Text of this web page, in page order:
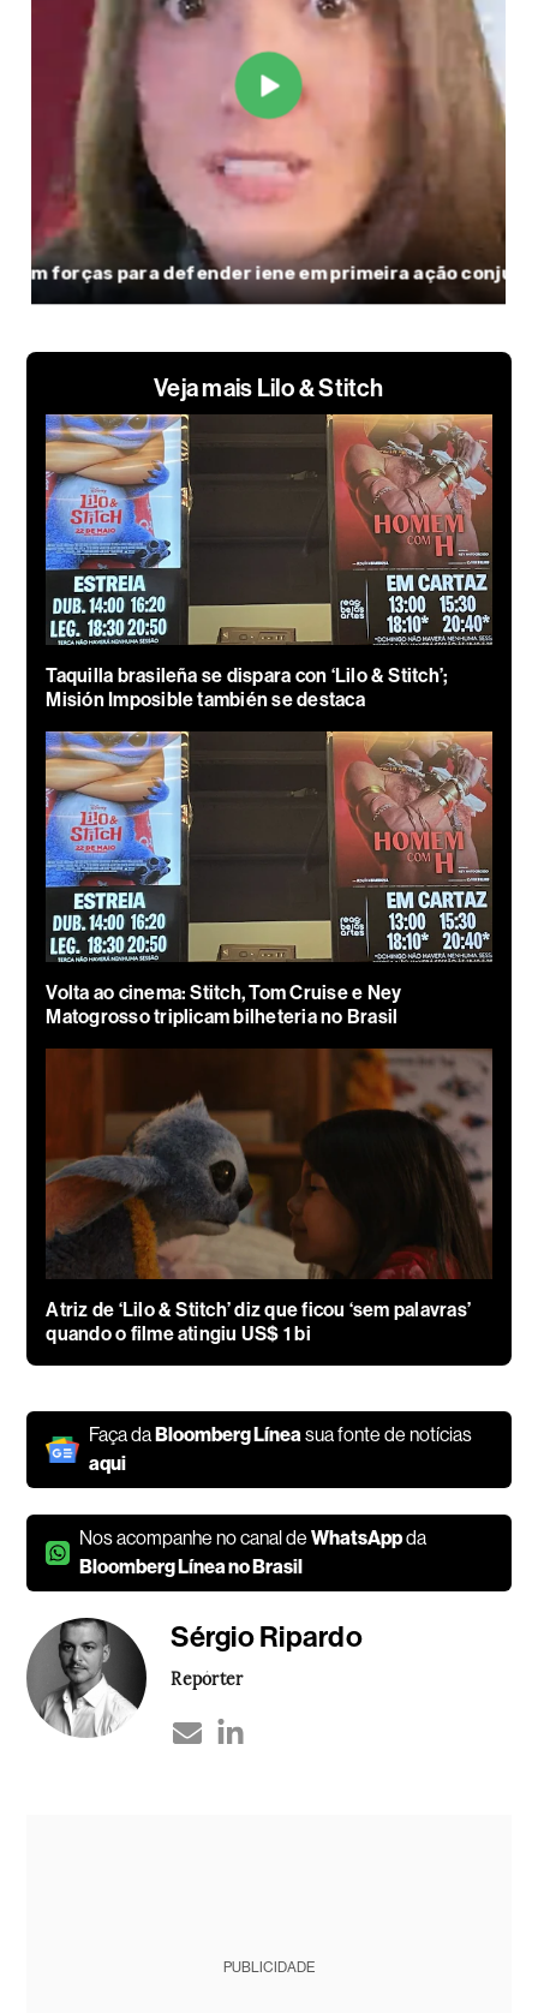
Veja mais Lilo & Stitch
Taquilla brasileña se dispara con ‘Lilo & Stitch’;
Misión Imposible también se destaca
Volta ao cinema: Stitch, Tom Cruise e Ney
Matogrosso triplicam bilheteria no Brasil
Atriz de ‘Lilo & Stitch’ diz que ficou ‘sem palavras’
quando o filme atingiu US$ 1 bi
Faça daBloomberg Líneasua fonte de notícias
aqui
Nos acompanhe no canal deWhatsAppda
Bloomberg Línea no Brasil
Sérgio Ripardo
Repórter
PUBLICIDADE